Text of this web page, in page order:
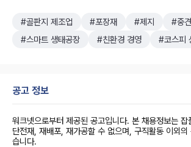
#골판지 제조업 #포장재 #제지 #중
#스마트 생태공장
#친환경 경영 #코스피
공고 정보
워크넷으로부터 제공된 공고입니다. 본 채용정보는
단전재, 재배포, 재가공할 수 없으며, 구직활동 이외의
습니다.